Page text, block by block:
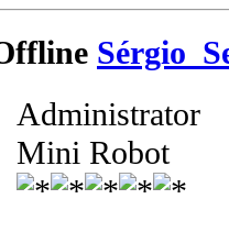
Administrator
Mini Robot